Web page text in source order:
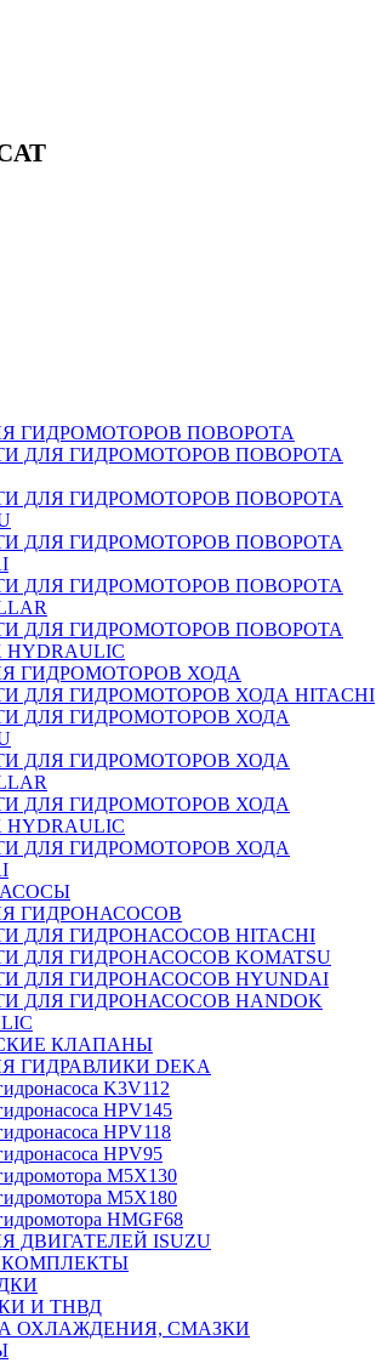
ГИДРОМОТОРОВ ПОВОРОТА
ДЛЯ ГИДРОМОТОРОВ ПОВОРОТА
ДЛЯ ГИДРОМОТОРОВ ПОВОРОТА
ДЛЯ ГИДРОМОТОРОВ ПОВОРОТА
ДЛЯ ГИДРОМОТОРОВ ПОВОРОТА
ДЛЯ ГИДРОМОТОРОВ ПОВОРОТА
HYDRAULIC
ГИДРОМОТОРОВ ХОДА
ДЛЯ ГИДРОМОТОРОВ ХОДА HITACHI
ДЛЯ ГИДРОМОТОРОВ ХОДА
ДЛЯ ГИДРОМОТОРОВ ХОДА
ДЛЯ ГИДРОМОТОРОВ ХОДА
HYDRAULIC
ДЛЯ ГИДРОМОТОРОВ ХОДА
ГИДРОНАСОСОВ
ДЛЯ ГИДРОНАСОСОВ HITACHI
ДЛЯ ГИДРОНАСОСОВ KOMATSU
ДЛЯ ГИДРОНАСОСОВ HYUNDAI
ДЛЯ ГИДРОНАСОСОВ HANDOK
КЛАПАНЫ
ГИДРАВЛИКИ DEKA
K3V112
HPV145
HPV118
HPV95
M5X130
M5X180
HMGF68
ДВИГАТЕЛЕЙ ISUZU
И ТНВД
ОХЛАЖДЕНИЯ, СМАЗКИ